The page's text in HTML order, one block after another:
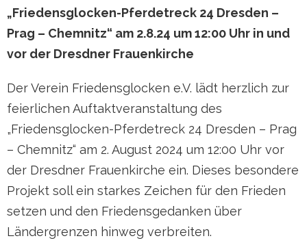
„Friedensglocken-Pferdetreck 24 Dresden –
Prag – Chemnitz“ am 2.8.24 um 12:00 Uhr in und
vor der Dresdner Frauenkirche
Der Verein Friedensglocken e.V. lädt herzlich zur
feierlichen Auftaktveranstaltung des
„Friedensglocken-Pferdetreck 24 Dresden – Prag
– Chemnitz“ am 2. August 2024 um 12:00 Uhr vor
der Dresdner Frauenkirche ein. Dieses besondere
Projekt soll ein starkes Zeichen für den Frieden
setzen und den Friedensgedanken über
Ländergrenzen hinweg verbreiten.